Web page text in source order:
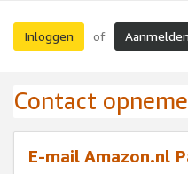
Inloggen of Aanmelden
Contact
E-mail Amazon.nl